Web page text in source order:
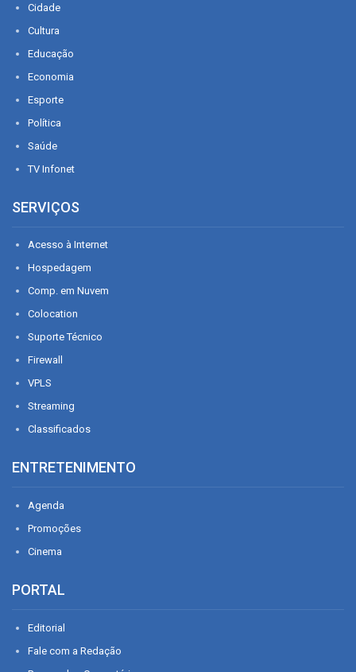
Cidade
Cultura
Educação
Economia
Esporte
Política
Saúde
TV Infonet
SERVIÇOS
Acesso à Internet
Hospedagem
Comp. em Nuvem
Colocation
Suporte Técnico
Firewall
VPLS
Streaming
Classificados
ENTRETENIMENTO
Agenda
Promoções
Cinema
PORTAL
Editorial
Fale com a Redação